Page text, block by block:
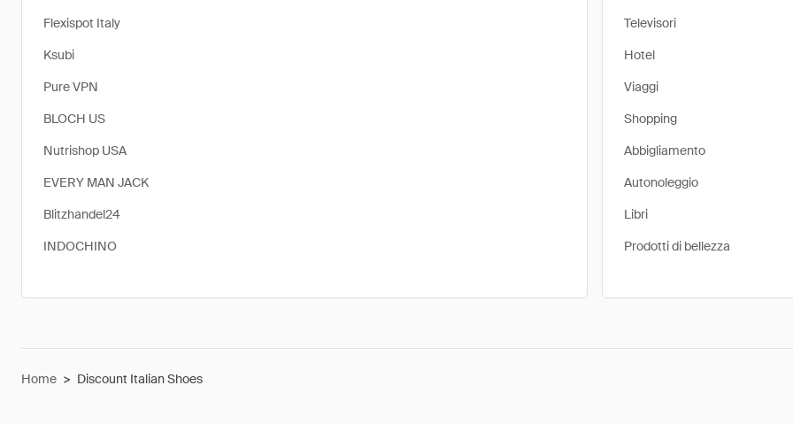
Flexispot Italy
Ksubi
Pure VPN
BLOCH US
Nutrishop USA
EVERY MAN JACK
Blitzhandel24
INDOCHINO
Televisori
Hotel
Viaggi
Shopping
Abbigliamento
Autonoleggio
Libri
Prodotti di bellezza
Home > Discount Italian Shoes